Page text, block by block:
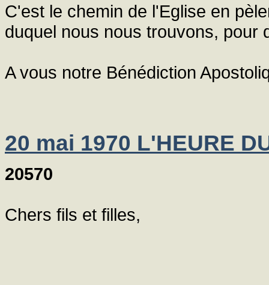
C'est le chemin de l'Eglise en
duquel nous nous trouvons, pour
A vous notre Bénédiction
20 mai 1970 L'HEURE
20570
Chers fils et filles,